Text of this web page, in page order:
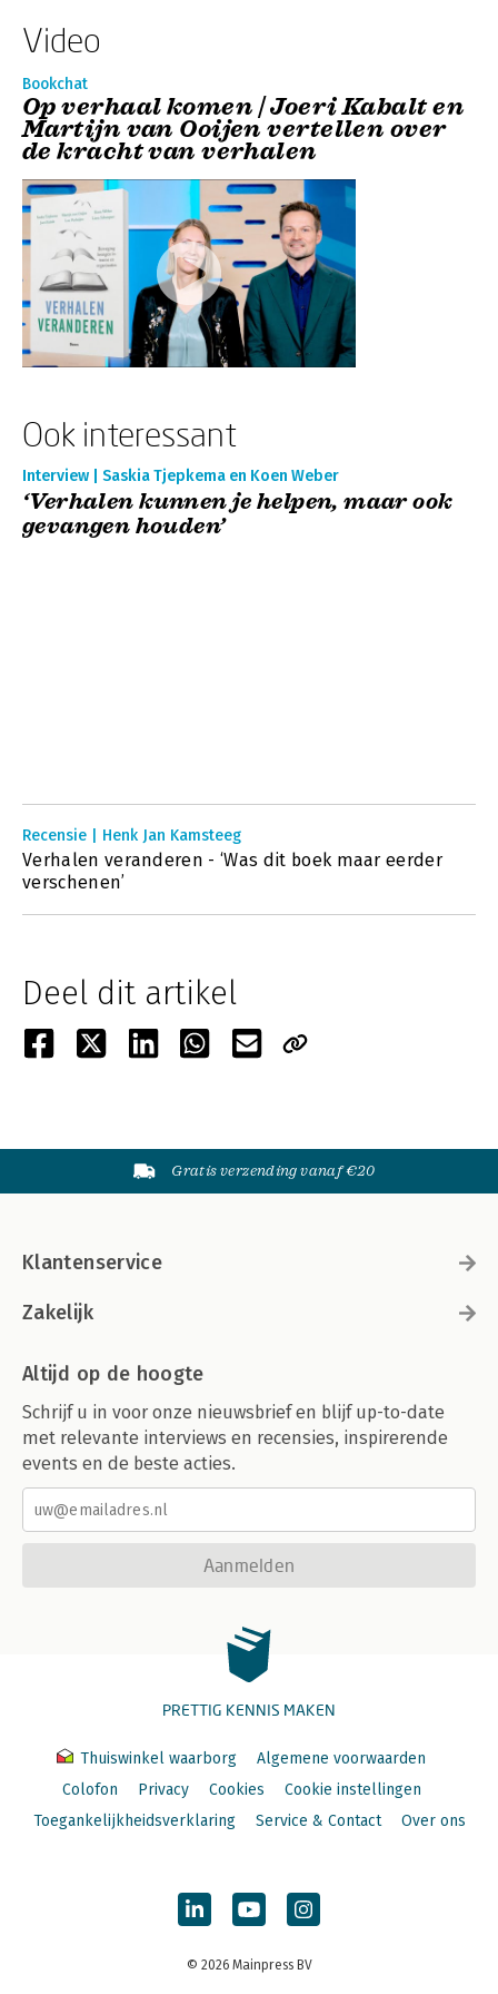
Video
Bookchat
Op verhaal komen | Joeri Kabalt en
Martijn van Ooijen vertellen over
de kracht van verhalen
Ook interessant
Interview | Saskia Tjepkema en Koen Weber
‘Verhalen kunnen je helpen, maar ook
gevangen houden’
Recensie | Henk Jan Kamsteeg
Verhalen veranderen - ‘Was dit boek maar eerder
verschenen’
Deel dit artikel
Gratis verzending vanaf €20
Klantenservice
Zakelijk
Altijd op de hoogte
Schrijf u in voor onze nieuwsbrief en blijf up-to-date
met relevante interviews en recensies, inspirerende
events en de beste acties.
Aanmelden
PRETTIG KENNIS MAKEN
Thuiswinkel waarborg
Algemene voorwaarden
Colofon
Privacy Cookies
Cookie instellingen
Toegankelijkheidsverklaring
Service & Contact Over ons
© 2026 Mainpress BV